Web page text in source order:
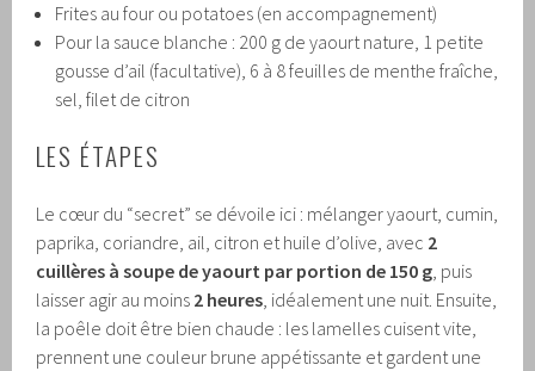
Frites au four ou potatoes (en accompagnement)
Pour la sauce blanche : 200 g de yaourt nature, 1 petite
gousse d’ail (facultative), 6 à 8 feuilles de menthe fraîche,
sel, filet de citron
LES ÉTAPES
Le cœur du “secret” se dévoile ici : mélanger yaourt, cumin,
paprika, coriandre, ail, citron et huile d’olive, avec 2
cuillères à soupe de yaourt par portion de 150 g, puis
laisser agir au moins 2 heures, idéalement une nuit. Ensuite,
la poêle doit être bien chaude : les lamelles cuisent vite,
prennent une couleur brune appétissante et gardent une